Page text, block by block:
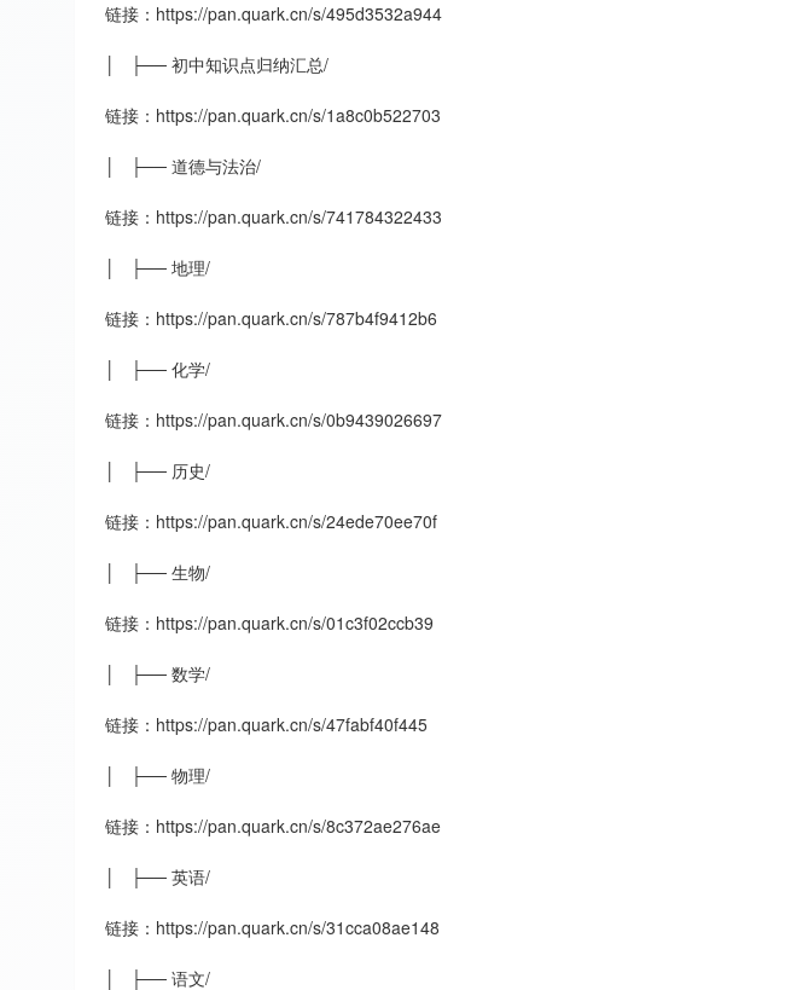
链接：https://pan.quark.cn/s/495d3532a944
│ ├── 初中知识点归纳汇总/
链接：https://pan.quark.cn/s/1a8c0b522703
│ ├── 道德与法治/
链接：https://pan.quark.cn/s/741784322433
│ ├── 地理/
链接：https://pan.quark.cn/s/787b4f9412b6
│ ├── 化学/
链接：https://pan.quark.cn/s/0b9439026697
│ ├── 历史/
链接：https://pan.quark.cn/s/24ede70ee70f
│ ├── 生物/
链接：https://pan.quark.cn/s/01c3f02ccb39
│ ├── 数学/
链接：https://pan.quark.cn/s/47fabf40f445
│ ├── 物理/
链接：https://pan.quark.cn/s/8c372ae276ae
│ ├── 英语/
链接：https://pan.quark.cn/s/31cca08ae148
│ ├── 语文/